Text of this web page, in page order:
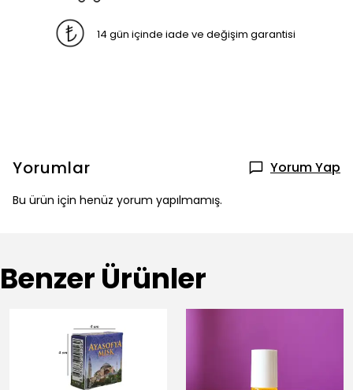
14 gün içinde iade ve değişim garantisi
Yorumlar Yorum Yap
Bu ürün için henüz yorum yapılmamış.
Benzer Ürünler